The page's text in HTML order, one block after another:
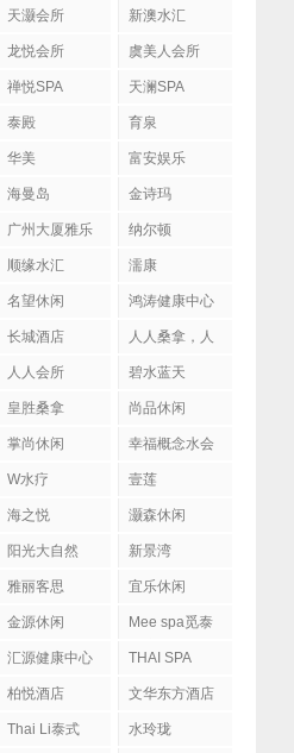
天灏会所 新澳水汇
龙悦会所 虞美人会所
禅悦SPA 天澜SPA
泰殿 育泉
华美 富安娱乐
海曼岛 金诗玛
广州大厦雅乐
纳尔顿
顺缘水汇 濡康
名望休闲 鸿涛健康中心
长城酒店
人人桑拿，人
人人会所 碧水蓝天
皇胜桑拿 尚品休闲
掌尚休闲 幸福概念水会
W水疗 壹莲
海之悦 灏森休闲
阳光大自然 新景湾
雅丽客思 宜乐休闲
金源休闲
Mee spa觅泰
汇源健康中心 THAI SPA
柏悦酒店 文华东方酒店
Thai Li泰式
水玲珑